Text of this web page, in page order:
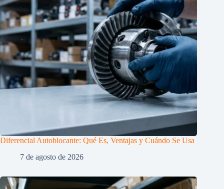
Diferencial Autoblocante: Qué Es, Ventajas y Cuándo Se Usa
7 de agosto de 2026